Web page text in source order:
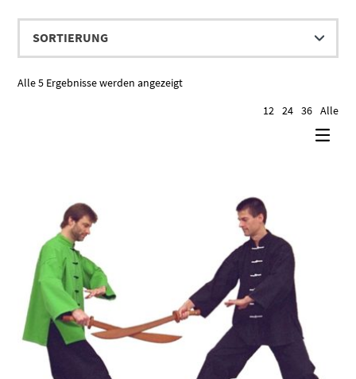
Alle 5 Ergebnisse werden angezeigt
12 24 36 Alle